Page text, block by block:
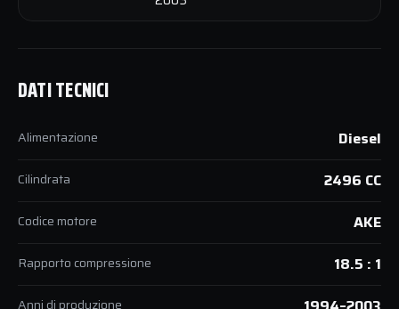
DATI TECNICI
Alimentazione Diesel
Cilindrata 2496 CC
Codice motore AKE
Rapporto compressione 18.5 : 1
Anni di produzione